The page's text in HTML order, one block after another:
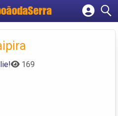
empresa
conta
169